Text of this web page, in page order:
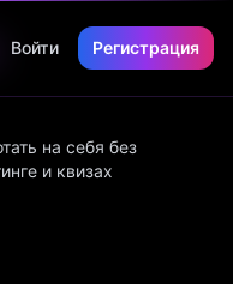
Войти Регистрация
на себя без
и квизах